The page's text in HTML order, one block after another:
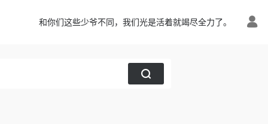
和你们这些少爷不同，我们光是活着就竭尽全力了。